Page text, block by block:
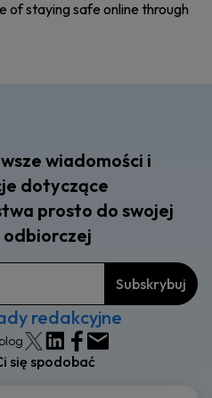
of staying safe online through
wiadomości i
dotyczące
prosto do swojej
odbiorczej
redakcyjne
się spodobać